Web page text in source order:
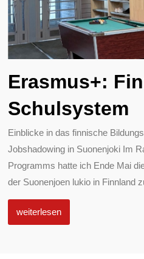
Erasmus+:
Schulsystem
Einblicke in das finnische
Jobshadowing in Suonenjoki Im
Programms hatte ich Ende Mai
der Suonenjoen lukio in Finnland
weiterlesen